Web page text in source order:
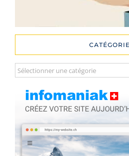
Catégories